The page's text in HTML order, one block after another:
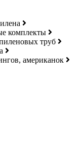
комплекты
труб
американок